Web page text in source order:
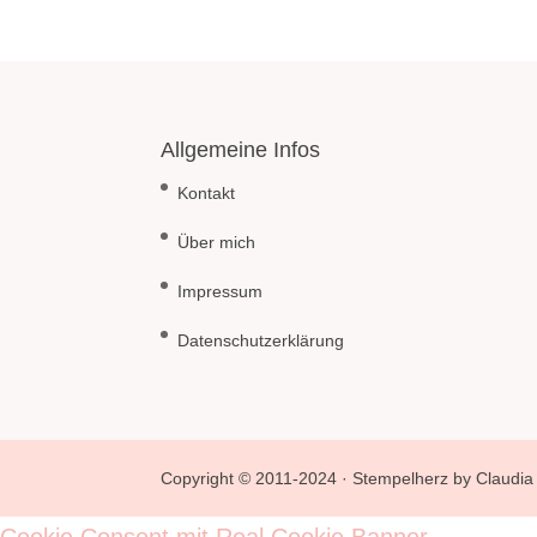
Allgemeine Infos
Kontakt
Über mich
Impressum
Datenschutzerklärung
Copyright © 2011-2024 · Stempelherz by